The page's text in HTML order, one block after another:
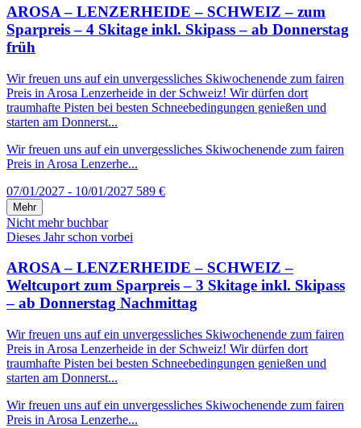
AROSA – LENZERHEIDE – SCHWEIZ – zum
Sparpreis – 4 Skitage inkl. Skipass – ab Donnerstag
früh
Wir freuen uns auf ein unvergessliches Skiwochenende zum fairen
Preis in Arosa Lenzerheide in der Schweiz! Wir dürfen dort
traumhafte Pisten bei besten Schneebedingungen genießen und
starten am Donnerst...
Wir freuen uns auf ein unvergessliches Skiwochenende zum fairen
Preis in Arosa Lenzerhe...
07/01/2027 - 10/01/2027 589 €
Mehr
Nicht mehr buchbar
Dieses Jahr schon vorbei
AROSA – LENZERHEIDE – SCHWEIZ –
Weltcuport zum Sparpreis – 3 Skitage inkl. Skipass
– ab Donnerstag Nachmittag
Wir freuen uns auf ein unvergessliches Skiwochenende zum fairen
Preis in Arosa Lenzerheide in der Schweiz! Wir dürfen dort
traumhafte Pisten bei besten Schneebedingungen genießen und
starten am Donnerst...
Wir freuen uns auf ein unvergessliches Skiwochenende zum fairen
Preis in Arosa Lenzerhe...